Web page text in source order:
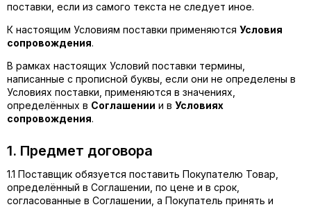
поставки, если из самого текста не следует иное.
К настоящим Условиям поставки применяются Условия
сопровождения.
В рамках настоящих Условий поставки термины,
написанные с прописной буквы, если они не определены в
Условиях поставки, применяются в значениях,
определённых в Соглашении и в Условиях
сопровождения.
1. Предмет договора
1.1 Поставщик обязуется поставить Покупателю Товар,
определённый в Соглашении, по цене и в срок,
согласованные в Соглашении, а Покупатель принять и